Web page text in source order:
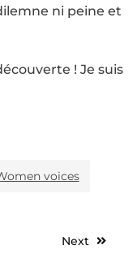
ni peine et
! Je suis
voices
Next